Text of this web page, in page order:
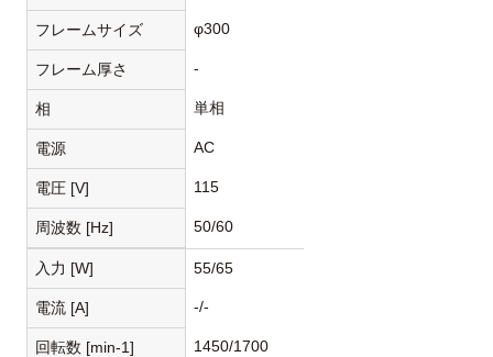
フレームサイズ φ300
フレーム厚さ -
相 単相
電源 AC
電圧 [V] 115
周波数 [Hz] 50/60
入力 [W] 55/65
電流 [A] -/-
回転数 [min-1] 1450/1700